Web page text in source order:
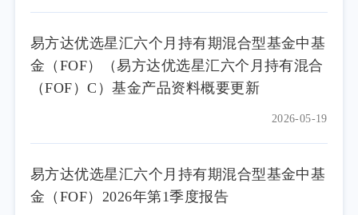
易方达优选星汇六个月持有期混合型基金中基
金（FOF）（易方达优选星汇六个月持有混合
（FOF）C）基金产品资料概要更新
2026-05-19
易方达优选星汇六个月持有期混合型基金中基
金（FOF）2026年第1季度报告